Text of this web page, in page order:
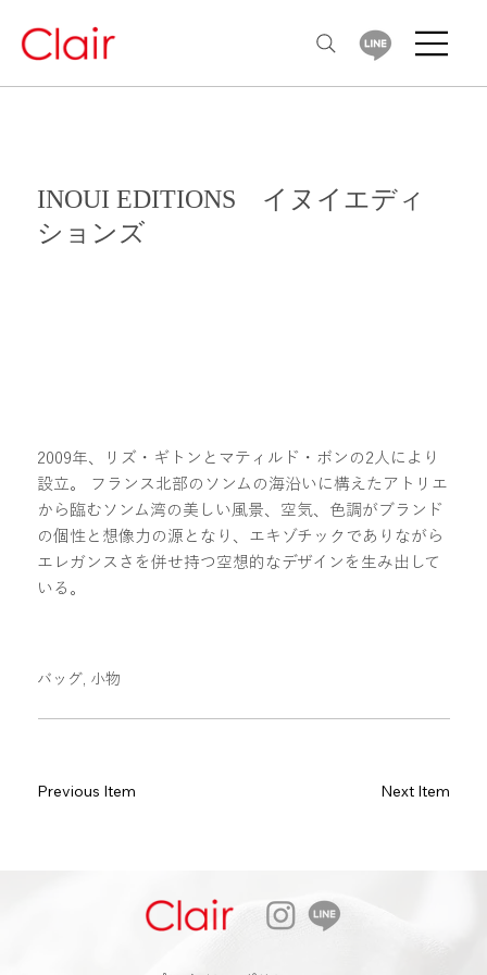
INOUI EDITIONS イヌイエディ
ションズ
2009年、リズ・ギトンとマティルド・ボンの2人により
設立。 フランス北部のソンムの海沿いに構えたアトリエ
から臨むソンム湾の美しい風景、空気、色調がブランド
の個性と想像力の源となり、エキゾチックでありながら
エレガンスさを併せ持つ空想的なデザインを生み出して
いる。
バッグ, 小物
Previous Item Next Item